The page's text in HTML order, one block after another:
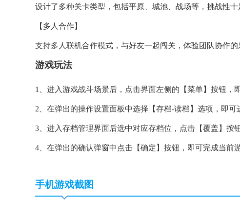
设计了多种关卡类型，包括平原、城池、战场等，挑战性十
【多人合作】
支持多人联机合作模式，与好友一起闯关，体验团队协作的
游戏玩法
1、进入游戏战斗场景后，点击界面左侧的【菜单】按钮，
2、在弹出的操作设置面板中选择【存档-读档】选项，即可
3、进入存档管理界面后选中对应存档位，点击【覆盖】按
4、在弹出的确认弹窗中点击【确定】按钮，即可完成当前
手机游戏截图